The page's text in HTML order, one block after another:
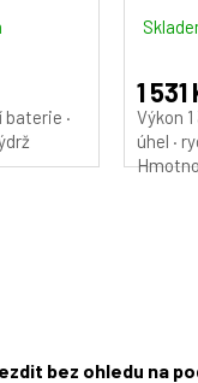
baterie ·
1 531
Výkon
úhel ·
bez ohledu na